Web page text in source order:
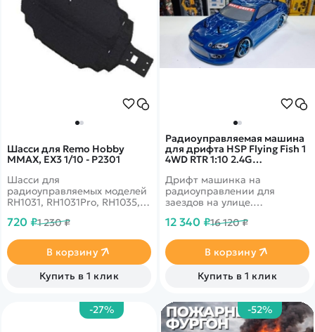
Шасси для Remo Hobby
MMAX, EX3 1/10 - P2301
Шасси для
радиоуправляемых моделей
RH1031, RH1031Pro, RH1035,
RH1031Pro Upg.
720 ₽1 230 ₽
В корзину
Купить в 1 клик
Радиоуправляемая машина
для дрифта HSP Flying Fish 1
4WD RTR 1:10 2.4G
Дрифт машинка на
радиоуправлении для
заездов на улице.
автомобиль. Долговечный
аккумулятор.
Подготовленные для дрифта
колеса. Автомобиль снабжен
полным приводом 4WD и
Кузов GTR
12 340 ₽16 120 ₽
В корзину
Купить в 1 клик
-27% -52%